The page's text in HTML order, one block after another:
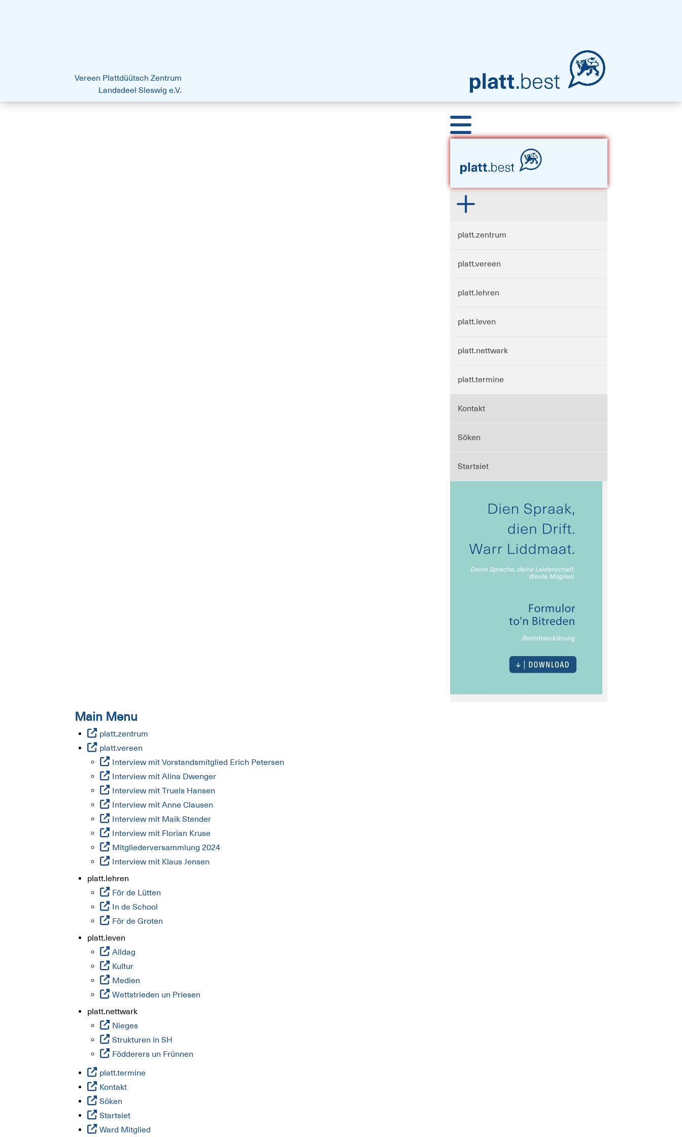
Vereen Plattdüütsch Zentrum
Landsdeel Sleswig e.V.
platt.zentrum
platt.vereen
platt.lehren
platt.leven
platt.nettwark
platt.termine
Kontakt
Söken
Startsiet
Main Menu
platt.zentrum
platt.vereen
Interview mit Vorstandsmitglied Erich Petersen
Interview mit Alina Dwenger
Interview mit Truels Hansen
Interview mit Anne Clausen
Interview mit Maik Stender
Interview mit Florian Kruse
Mitgliederversammlung 2024
Interview mit Klaus Jensen
platt.lehren
För de Lütten
In de School
För de Groten
platt.leven
Alldag
Kultur
Medien
Wettstrieden un Priesen
platt.nettwark
Nieges
Strukturen in SH
Födderers un Frünnen
platt.termine
Kontakt
Söken
Startsiet
Ward Mitglied